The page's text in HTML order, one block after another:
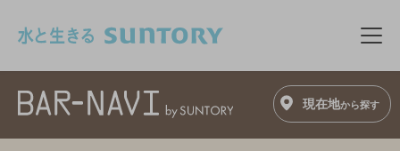
メ
現在地から探す